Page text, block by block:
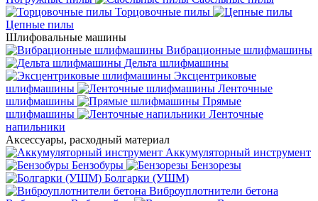
Торцовочные пилы
Цепные пилы
Шлифовальные машины
Вибрационные шлифмашины
Дельта шлифмашины
Эксцентриковые
шлифмашины
Ленточные
шлифмашины
Прямые
шлифмашины
Ленточные
напильники
Аксессуары, расходный материал
Аккумуляторный инструмент
Бензобуры
Бензорезы
Болгарки (УШМ)
Виброуплотнители бетона